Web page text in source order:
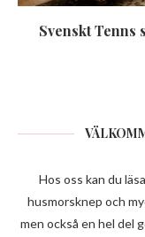
Svenskt
Hos oss kan du
husmorsknep och
men också en hel del